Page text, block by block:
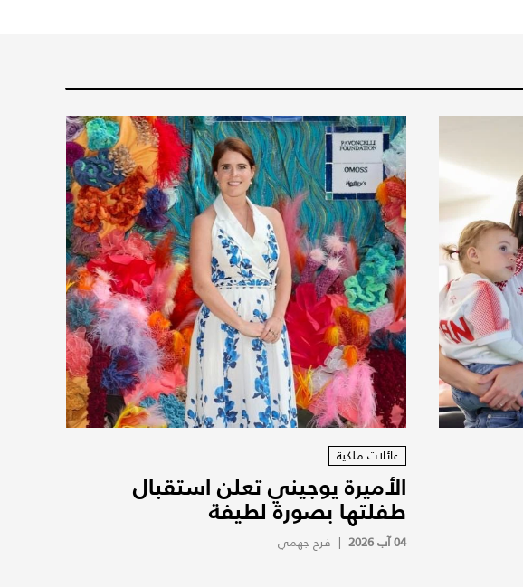
عائلات ملكية
الأميرة يوجيني تعلن استقبال
طفلتها بصورة لطيفة
04 آب 2026 | فرح جهمي